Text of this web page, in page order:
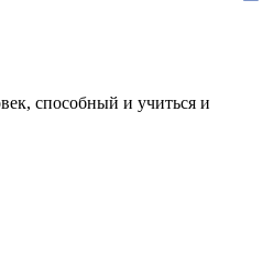
способный и учиться и